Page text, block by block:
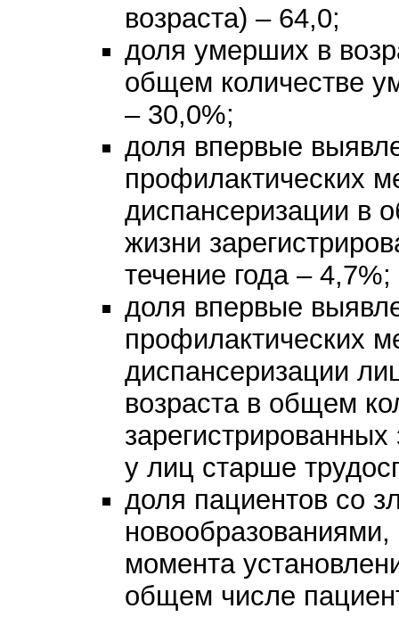
возраста) – 64,0;
доля умерших в
общем количестве
– 30,0%;
доля впервые
профилактических
диспансеризации в
жизни
течение года – 4,7%;
доля впервые
профилактических
диспансеризации
возраста в общем
у лиц старше
доля пациентов со
момента
общем числе